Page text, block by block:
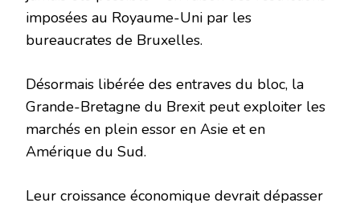
imposées au Royaume-Uni par les
bureaucrates de Bruxelles.
Désormais libérée des entraves du bloc, la
Grande-Bretagne du Brexit peut exploiter les
marchés en plein essor en Asie et en
Amérique du Sud.
Leur croissance économique devrait dépasser